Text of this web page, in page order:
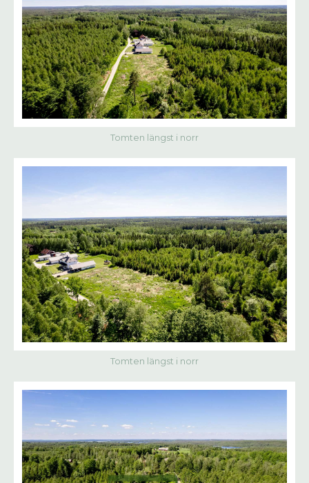
Tomten längst i norr
Tomten längst i norr